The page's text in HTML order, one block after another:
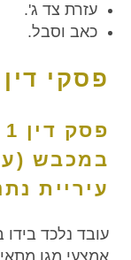
עזרת צד ג'.
כאב וסבל.
פסקי
עיריית
עובד נלכד
אמצעי מגן